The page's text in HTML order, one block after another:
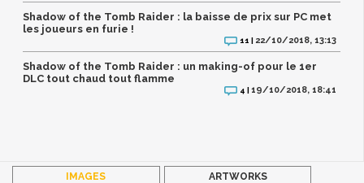
Shadow of the Tomb Raider : la baisse de prix sur PC met
les joueurs en furie !
11 | 22/10/2018, 13:13
Shadow of the Tomb Raider : un making-of pour le 1er
DLC tout chaud tout flamme
4 |19/10/2018, 18:41
IMAGES ARTWORKS